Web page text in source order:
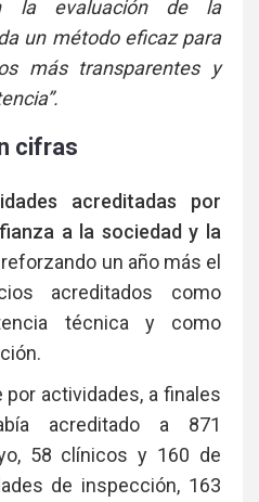
la evaluación de la
un método eficaz para
más transparentes y
cifras
acreditadas por
a la sociedad y la
reforzando un año más el
acreditados como
técnica y como
actividades, a finales
acreditado a 871
58 clínicos y 160 de
de inspección, 163